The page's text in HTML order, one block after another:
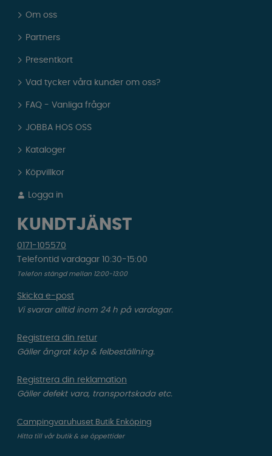
Om oss
Partners
Presentkort
Vad tycker våra kunder om oss?
FAQ - Vanliga frågor
JOBBA HOS OSS
Kataloger
Köpvillkor
Logga in
KUNDTJÄNST
0171-105570
Telefontid vardagar 10:30-15:00
Telefon stängd mellan 12:00-13:00
Skicka e-post
Vi svarar alltid inom 24 h på vardagar.
Registrera din retur
Gäller ångrat köp & felbeställning.
Registrera din reklamation
Gäller defekt vara, transportskada etc.
Campingvaruhuset Butik Enköping
Hitta till vår butik & se öppettider